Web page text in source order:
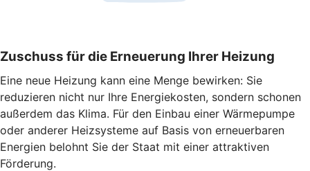
Zuschuss für die Erneuerung Ihrer Heizung
Eine neue Heizung kann eine Menge bewirken: Sie
reduzieren nicht nur Ihre Energiekosten, sondern schonen
außerdem das Klima. Für den Einbau einer Wärmepumpe
oder anderer Heizsysteme auf Basis von erneuerbaren
Energien belohnt Sie der Staat mit einer attraktiven
Förderung.